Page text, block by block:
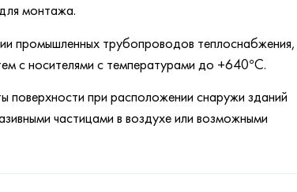
монтажа.
промышленных трубопроводов теплоснабжения,
с носителями с температурами до +640°С.
поверхности при расположении снаружи зданий
частицами в воздухе или возможными